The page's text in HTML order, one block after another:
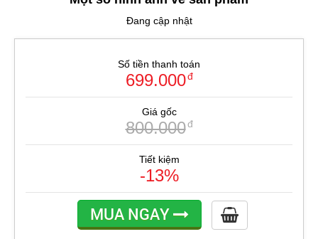
Đang cập nhật
Số tiền thanh toán
699.000đ
Giá gốc
800.000đ
Tiết kiệm
-13%
MUA NGAY